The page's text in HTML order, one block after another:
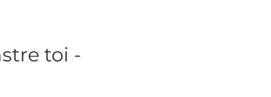
toi -